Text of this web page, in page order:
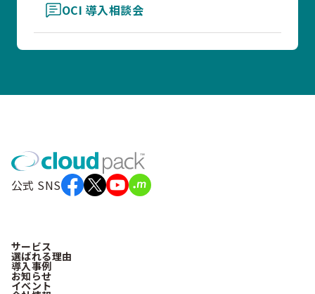
OCI 導入相談会
公式 SNS
サービス
選ばれる理由
導入事例
お知らせ
イベント